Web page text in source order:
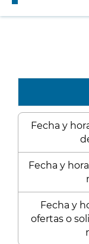
Fecha y
Fecha y
Fecha y
ofertas o